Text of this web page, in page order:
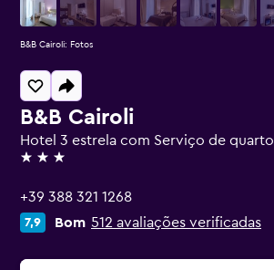
B&B Cairoli
Hotel 3 estrela com Serviço de quarto
3 estrelas
+39 388 321 1268
7,9 Bom 512 avaliações verificadas
B&B Cairoli: Fotos